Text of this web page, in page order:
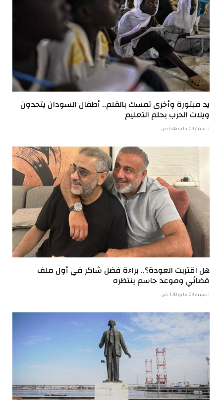
يد مبتورة وأخرى تمسك بالقلم.. أطفال السودان يتحدون
ويلات الحرب بحلم التعليم
السبت 09 مايو 6:46 ص
هل اقتربت العودة؟.. براءة فضل شاكر في أول ملف
قضائي وموعد حاسم ينتظره
السبت 09 مايو 1:30 ص